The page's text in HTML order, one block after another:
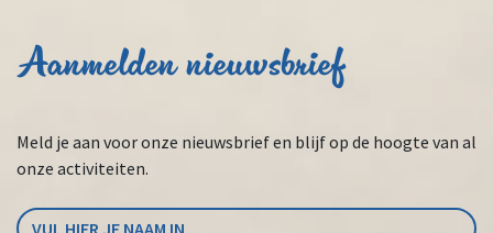
Aanmelden nieuwsbrief
Meld je aan voor onze nieuwsbrief en blijf op de hoogte van al
onze activiteiten.